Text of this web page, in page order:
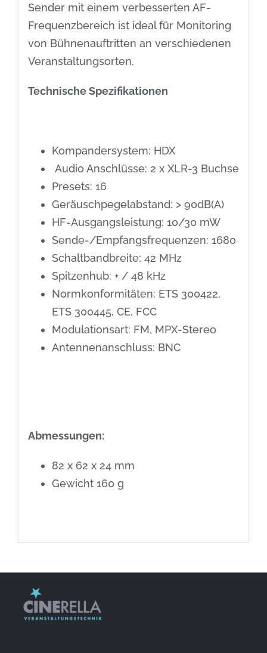
Sender mit einem verbesserten AF-
Frequenzbereich ist ideal für Monitoring
von Bühnenauftritten an verschiedenen
Veranstaltungsorten.
Technische Spezifikationen
Kompandersystem: HDX
Audio Anschlüsse: 2 x XLR-3 Buchse
Presets: 16
Geräuschpegelabstand: > 90dB(A)
HF-Ausgangsleistung: 10/30 mW
Sende-/Empfangsfrequenzen: 1680
Schaltbandbreite: 42 MHz
Spitzenhub: + / 48 kHz
Normkonformitäten: ETS 300422,
ETS 300445, CE, FCC
Modulationsart: FM, MPX-Stereo
Antennenanschluss: BNC
Abmessungen:
82 x 62 x 24 mm
Gewicht 160 g